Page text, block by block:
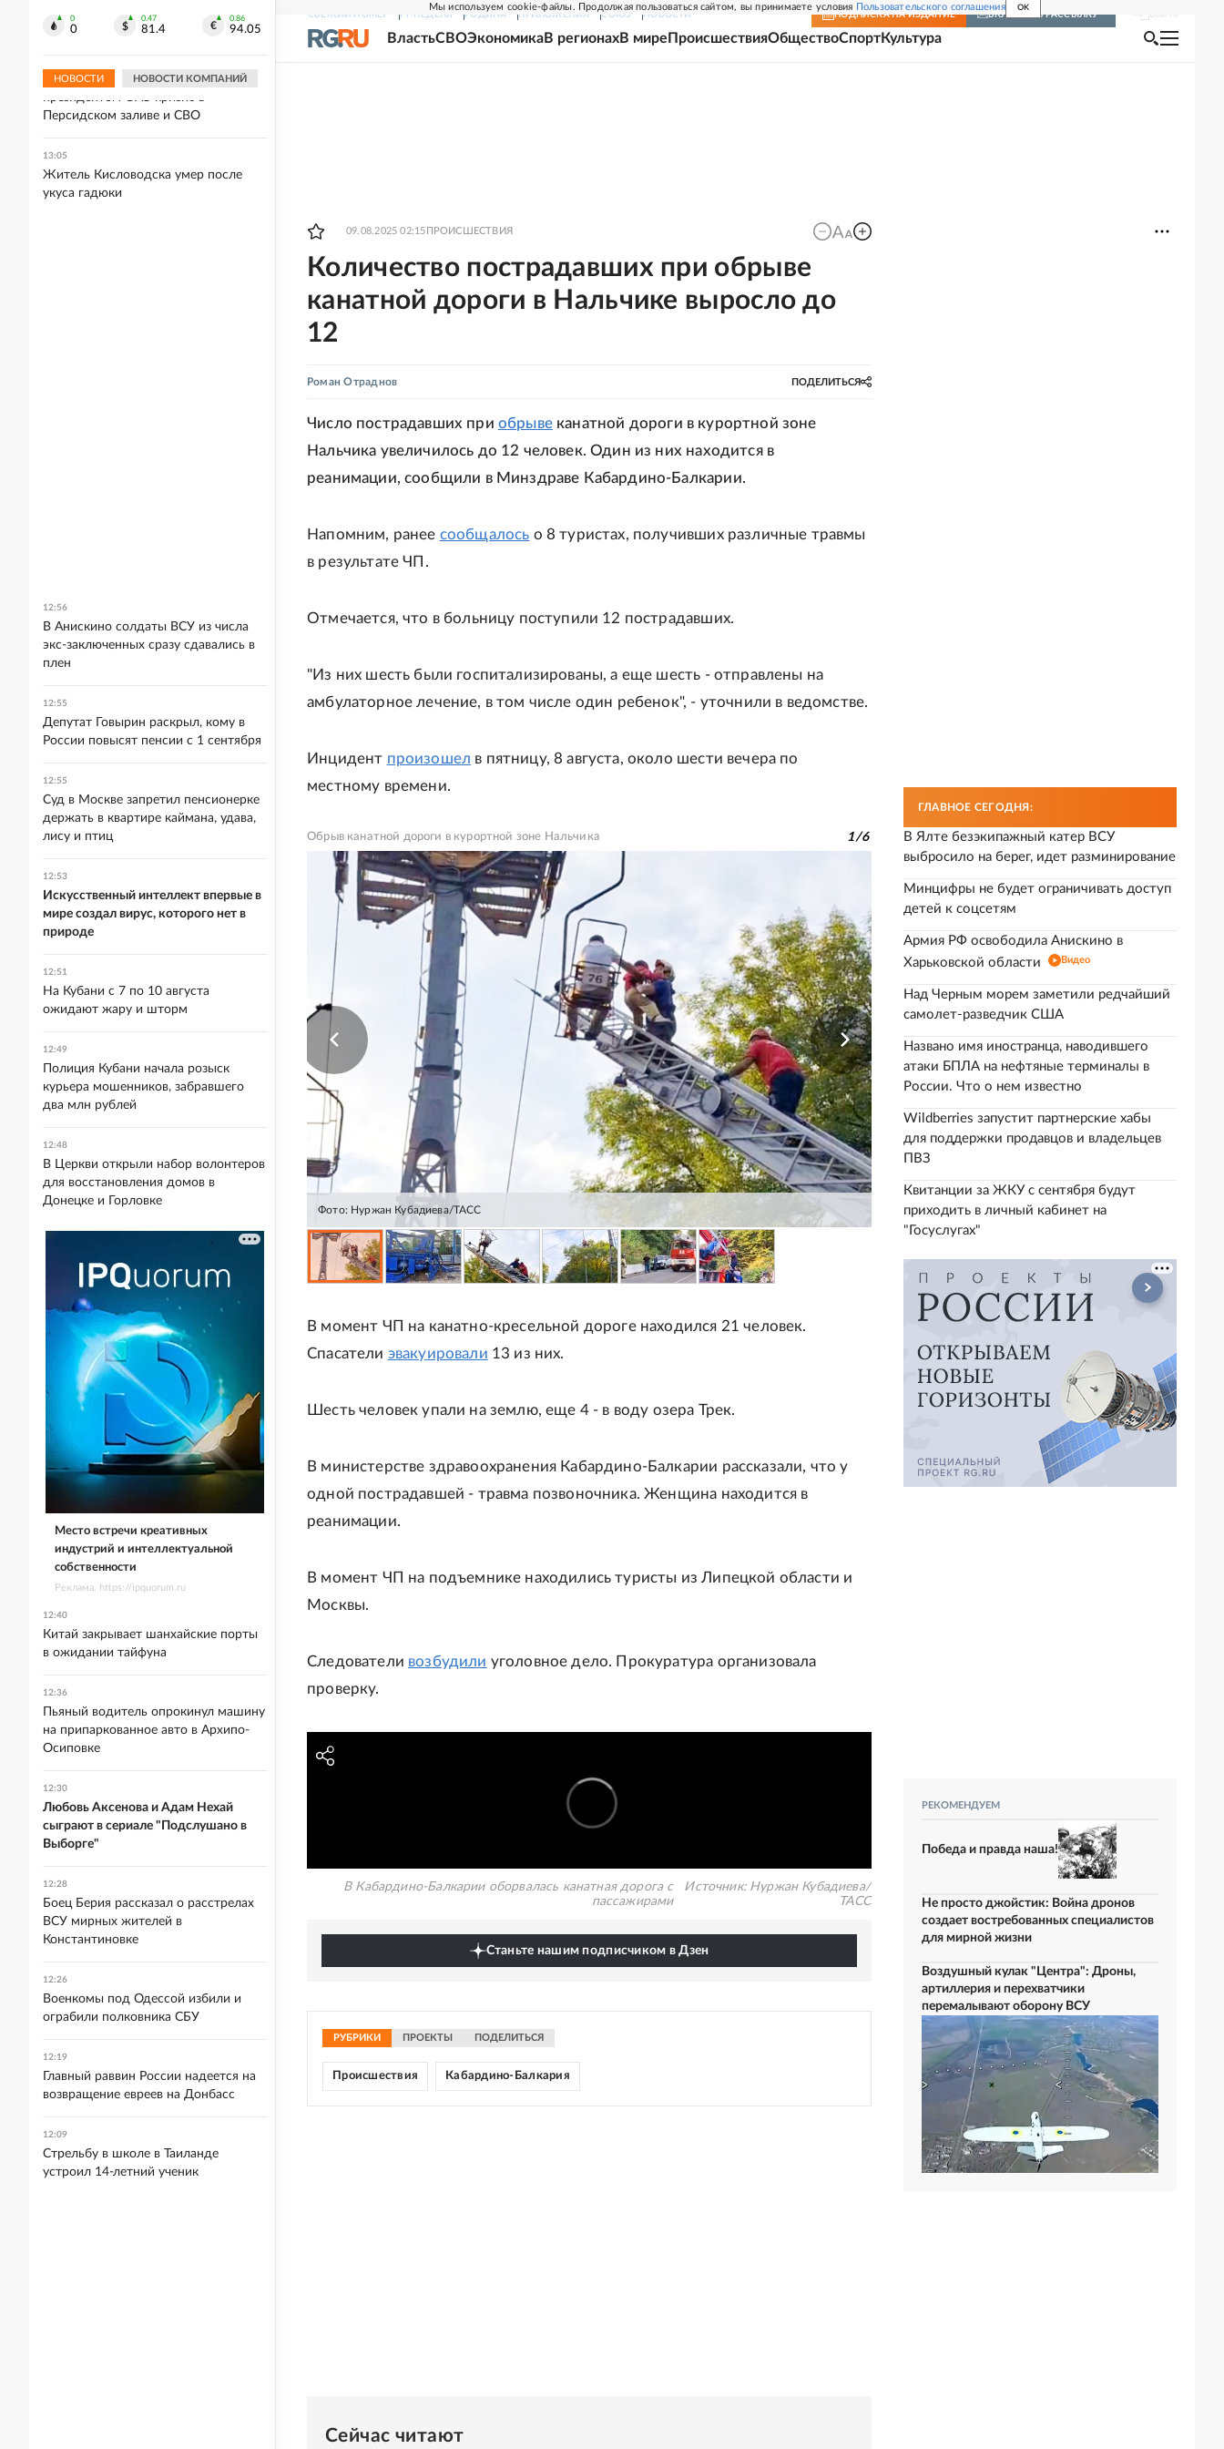
Мы используем cookie-файлы. Продолжая пользоваться сайтом, вы принимаете условия Пользовательского соглашения OK
СВЕЖИЙ НОМЕР РГ-НЕДЕЛЯ РОДИНА ПРИЛОЖЕНИЯ СОЮЗ НОВОСТИ ПОДПИСКА НА ИЗДАНИЕ ВКЛЮЧИТЬ РАССЫЛКУ
ВластьСВОЭкономикаВ регионахВ мире ПроисшествияОбществоСпортКультура
09.08.2025 02:15 ПРОИСШЕСТВИЯ
Количество пострадавших при обрыве
канатной дороги в Нальчике выросло до
12
Роман Отраднов ПОДЕЛИТЬСЯ
Число пострадавших при обрывеканатной дороги в курортной зоне
Нальчика увеличилось до 12 человек. Один из них находится в
реанимации, сообщили в Минздраве Кабардино-Балкарии.
Напомним, ранее сообщалось о 8 туристах, получивших различные травмы
в результате ЧП.
Отмечается, что в больницу поступили 12 пострадавших.
"Из них шесть были госпитализированы, а еще шесть - отправлены на
амбулаторное лечение, в том числе один ребенок", - уточнили в ведомстве.
Инцидент произошел в пятницу, 8 августа, около шести вечера по
местному времени.
Обрыв канатной дороги в курортной зоне Нальчика 1/6
Фото: Нуржан Кубадиева/ТАСС
В момент ЧП на канатно-кресельной дороге находился 21 человек.
Спасатели эвакуировали 13 из них.
Шесть человек упали на землю, еще 4 - в воду озера Трек.
В министерстве здравоохранения Кабардино-Балкарии рассказали, что у
одной пострадавшей - травма позвоночника. Женщина находится в
реанимации.
В момент ЧП на подъемнике находились туристы из Липецкой области и
Москвы.
Следователи возбудили уголовное дело. Прокуратура организовала
проверку.
В Кабардино-Балкарии оборвалась канатная дорога с
пассажирами
Источник: Нуржан Кубадиева/
ТАСС
Станьте нашим подписчиком в Дзен
РУБРИКИ ПРОЕКТЫ ПОДЕЛИТЬСЯ
Происшествия Кабардино-Балкария
Сейчас читают
ГЛАВНОЕ СЕГОДНЯ:
В Ялте безэкипажный катер ВСУ
выбросило на берег, идет разминирование
Минцифры не будет ограничивать доступ
детей к соцсетям
Армия РФ освободила Анискино в
Харьковской области
Видео
Над Черным морем заметили редчайший
самолет-разведчик США
Названо имя иностранца, наводившего
атаки БПЛА на нефтяные терминалы в
России. Что о нем известно
Wildberries запустит партнерские хабы
для поддержки продавцов и владельцев
ПВЗ
Квитанции за ЖКУ с сентября будут
приходить в личный кабинет на
"Госуслугах"
РЕКОМЕНДУЕМ
Победа и правда наша!
Не просто джойстик: Война дронов
создает востребованных специалистов
для мирной жизни
Воздушный кулак "Центра": Дроны,
артиллерия и перехватчики
перемалывают оборону ВСУ
0
0
0.47
81.4
0.86
94.05
НОВОСТИ НОВОСТИ КОМПАНИЙ
схему хищений на Юге России
Путин обсудил по телефону с
президентом ОАЭ кризис в
Персидском заливе и СВО
13:05
Житель Кисловодска умер после
укуса гадюки
12:56
В Анискино солдаты ВСУ из числа
экс-заключенных сразу сдавались в
плен
12:55
Депутат Говырин раскрыл, кому в
России повысят пенсии с 1 сентября
12:55
Суд в Москве запретил пенсионерке
держать в квартире каймана, удава,
лису и птиц
12:53
Искусственный интеллект впервые в
мире создал вирус, которого нет в
природе
12:51
На Кубани с 7 по 10 августа
ожидают жару и шторм
12:49
Полиция Кубани начала розыск
курьера мошенников, забравшего
два млн рублей
12:48
В Церкви открыли набор волонтеров
для восстановления домов в
Донецке и Горловке
Место встречи креативных
индустрий и интеллектуальной
собственности
Реклама. https://ipquorum.ru
12:40
Китай закрывает шанхайские порты
в ожидании тайфуна
12:36
Пьяный водитель опрокинул машину
на припаркованное авто в Архипо-
Осиповке
12:30
Любовь Аксенова и Адам Нехай
сыграют в сериале "Подслушано в
Выборге"
12:28
Боец Берия рассказал о расстрелах
ВСУ мирных жителей в
Константиновке
12:26
Военкомы под Одессой избили и
ограбили полковника СБУ
12:19
Главный раввин России надеется на
возвращение евреев на Донбасс
12:09
Стрельбу в школе в Таиланде
устроил 14-летний ученик